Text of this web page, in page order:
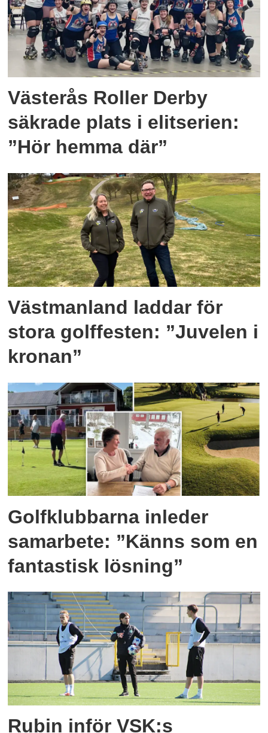
Västerås Roller Derby
säkrade plats i elitserien:
”Hör hemma där”
Västmanland laddar för
stora golffesten: ”Juvelen i
kronan”
Golfklubbarna inleder
samarbete: ”Känns som en
fantastisk lösning”
Rubin inför VSK:s